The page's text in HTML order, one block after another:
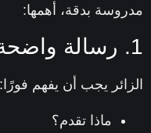
بدقة، أهمها:
يجب أن يفهم فورًا:
ماذا تقدم؟